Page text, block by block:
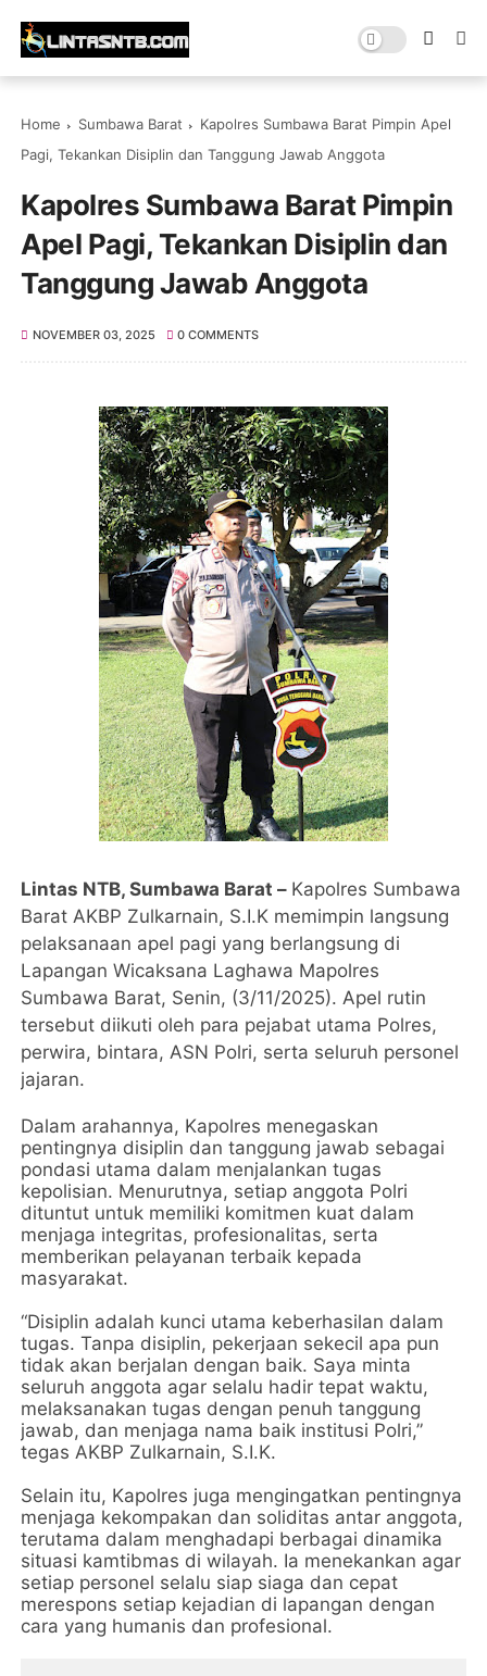
Home Sumbawa Barat
Kapolres Sumbawa Barat Pimpin Apel
Pagi, Tekankan Disiplin dan Tanggung Jawab Anggota
Kapolres Sumbawa Barat Pimpin
Apel Pagi, Tekankan Disiplin dan
Tanggung Jawab Anggota
NOVEMBER 03, 2025 0 COMMENTS
Lintas NTB, Sumbawa Barat – Kapolres Sumbawa
Barat AKBP Zulkarnain, S.I.K memimpin langsung
pelaksanaan apel pagi yang berlangsung di
Lapangan Wicaksana Laghawa Mapolres
Sumbawa Barat, Senin, (3/11/2025). Apel rutin
tersebut diikuti oleh para pejabat utama Polres,
perwira, bintara, ASN Polri, serta seluruh personel
jajaran.
Dalam arahannya, Kapolres menegaskan
pentingnya disiplin dan tanggung jawab sebagai
pondasi utama dalam menjalankan tugas
kepolisian. Menurutnya, setiap anggota Polri
dituntut untuk memiliki komitmen kuat dalam
menjaga integritas, profesionalitas, serta
memberikan pelayanan terbaik kepada
masyarakat.
“Disiplin adalah kunci utama keberhasilan dalam
tugas. Tanpa disiplin, pekerjaan sekecil apa pun
tidak akan berjalan dengan baik. Saya minta
seluruh anggota agar selalu hadir tepat waktu,
melaksanakan tugas dengan penuh tanggung
jawab, dan menjaga nama baik institusi Polri,”
tegas AKBP Zulkarnain, S.I.K.
Selain itu, Kapolres juga mengingatkan pentingnya
menjaga kekompakan dan soliditas antar anggota,
terutama dalam menghadapi berbagai dinamika
situasi kamtibmas di wilayah. Ia menekankan agar
setiap personel selalu siap siaga dan cepat
merespons setiap kejadian di lapangan dengan
cara yang humanis dan profesional.